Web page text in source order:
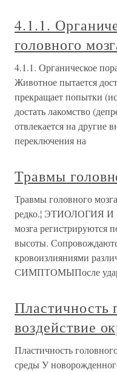
4.1.1.
головного
4.1.1. Органическое
Животное пытается
прекращает попытки
достать лакомство
отвлекается на другие
переключения на
Травмы
Травмы головного
редко.¦ ЭТИОЛОГИЯ И
мозга регистрируются
высоты.
кровоизлияниями
СИМПТОМЫПосле
Пластичность
воздействие
Пластичность
среды У